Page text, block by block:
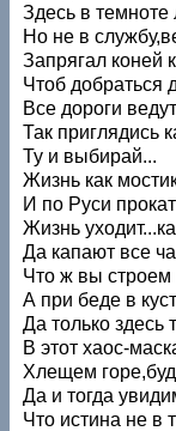
Здесь в темноте
Но не в
Запрягал коней
Чтоб добраться
Все дороги
Так приглядись
Ту и выбирай...
Жизнь как
И по Руси
Жизнь
Да капают все
Что ж вы строем
А при беде в
Да только
В этот хаос-
Хлещем
Да и тогда
Что истина не в